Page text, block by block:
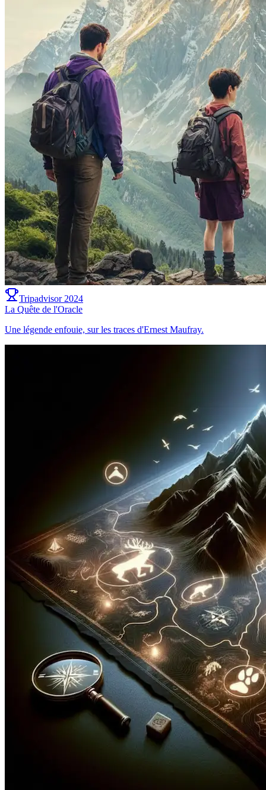
Tripadvisor 2024
La Quête de l'Oracle
Une légende enfouie, sur les traces d'Ernest Maufray.